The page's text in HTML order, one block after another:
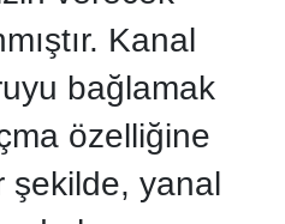
Kanal
bağlamak
özelliğine
şekilde, yanal